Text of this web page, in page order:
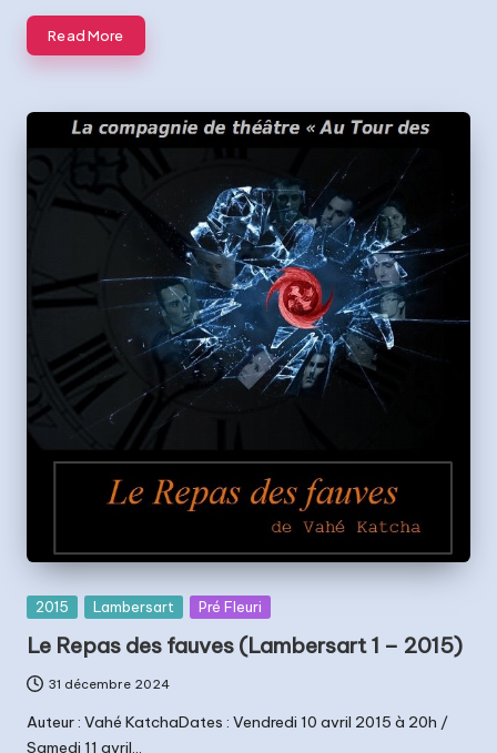
Read More
Posted
2015 Lambersart Pré Fleuri
Le Repas des fauves (Lambersart 1 – 2015)
31 décembre 2024
Auteur : Vahé KatchaDates : Vendredi 10 avril 2015 à 20h /
Samedi 11 avril…